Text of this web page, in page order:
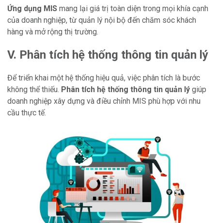
Ứng dụng MIS mang lại giá trị toàn diện trong mọi khía cạnh
của doanh nghiệp, từ quản lý nội bộ đến chăm sóc khách
hàng và mở rộng thị trường.
V. Phân tích hệ thống thông tin quản lý
Để triển khai một hệ thống hiệu quả, việc phân tích là bước
không thể thiếu. Phân tích hệ thống thông tin quản lý giúp
doanh nghiệp xây dựng và điều chỉnh MIS phù hợp với nhu
cầu thực tế.